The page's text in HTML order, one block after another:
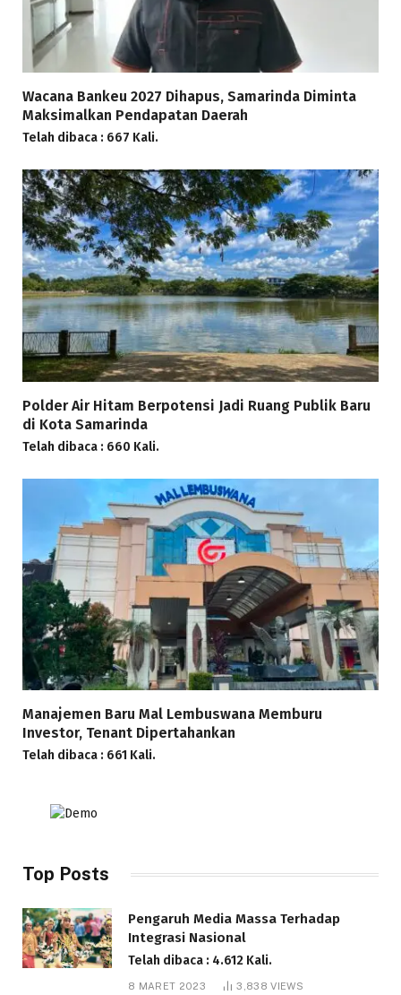
Wacana Bankeu 2027 Dihapus, Samarinda Diminta
Maksimalkan Pendapatan Daerah
Telah dibaca : 667 Kali.
Polder Air Hitam Berpotensi Jadi Ruang Publik Baru
di Kota Samarinda
Telah dibaca : 660 Kali.
Manajemen Baru Mal Lembuswana Memburu
Investor, Tenant Dipertahankan
Telah dibaca : 661 Kali.
Top Posts
Pengaruh Media Massa Terhadap
Integrasi Nasional
Telah dibaca : 4.612 Kali.
8 MARET 2023 3,838VIEWS